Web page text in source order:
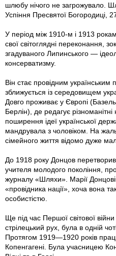
шлюбу нічого не загрожувало.
Успіння Пресвятої
У період між 1910-м і 1913
свої світоглядні переконання,
згадуваного Липинського —
консерватизму.
Він стає провідним українським
зближується із середовищем
Довго проживає у Європі
Берлін), де редагує
поширення ідеї української
мандрувала з чоловіком. На
сімейного життя відомо дуже
До 1918 року Донцов
учителя молодого покоління,
журналу «Шляхи». Марії
«провідника нації», хоча вона
особистістю.
Ще під час Першої світової
стрілецький рух, була в одній
Протягом 1919—1920 років
Копенгагені. Була учасницею